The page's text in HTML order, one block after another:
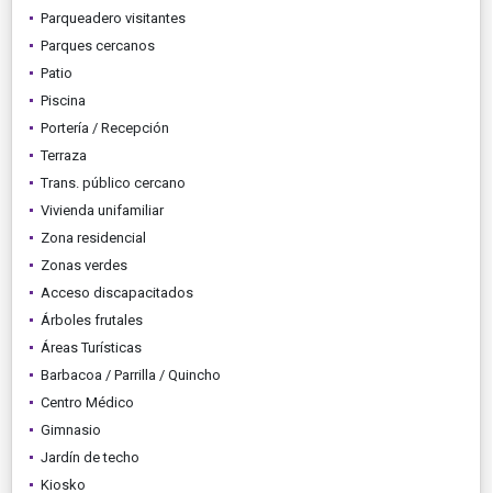
Parqueadero visitantes
Parques cercanos
Patio
Piscina
Portería / Recepción
Terraza
Trans. público cercano
Vivienda unifamiliar
Zona residencial
Zonas verdes
Acceso discapacitados
Árboles frutales
Áreas Turísticas
Barbacoa / Parrilla / Quincho
Centro Médico
Gimnasio
Jardín de techo
Kiosko